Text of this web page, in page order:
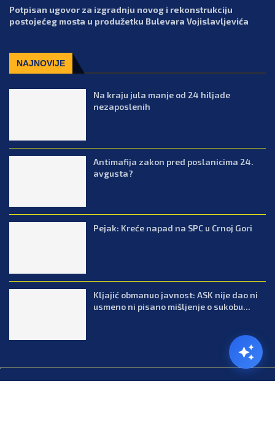
Potpisan ugovor za izgradnju novog i rekonstrukciju
postojećeg mosta u produžetku Bulevara Vojislavljevića
NAJNOVIJE
Na kraju jula manje od 24 hiljade
nezaposlenih
Antimafija zakon pred poslanicima 24.
avgusta?
Pejak: Kreće napad na SPC u Crnoj Gori
Kljajić obmanuo javnost: ASK nije dao ni
usmeno ni pisano mišljenje o sukobu...